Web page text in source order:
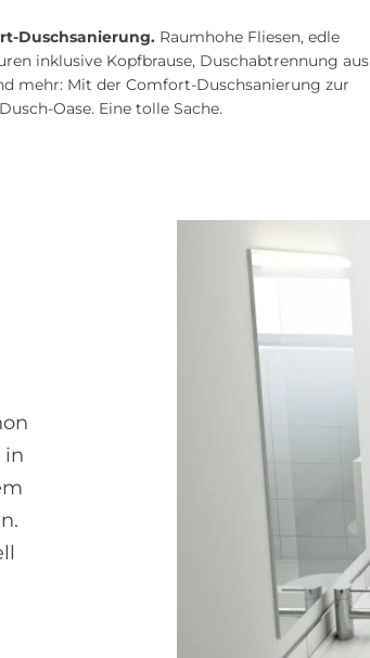
Duschsanierung. Raum­hohe Fliesen, edle
inklusive Kopf­brause, Dusch­ab­tren­nung aus
mehr: Mit der Comfort-Dusch­sanierung zur
Oase. Eine tol­le Sache.
in